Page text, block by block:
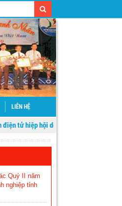
LIÊN HỆ
hiệp hội doanh nghiệp tỉnh Sơn La
Quý II năm
nghiệp tỉnh